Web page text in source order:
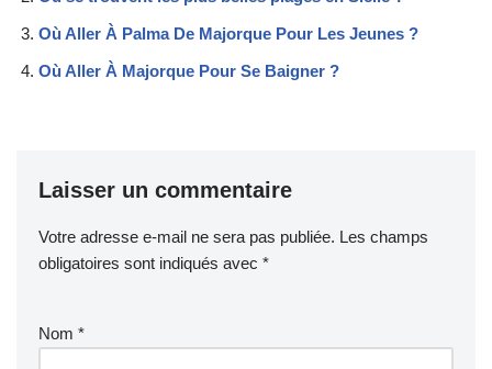
Où Aller À Palma De Majorque Pour Les Jeunes ?
Où Aller À Majorque Pour Se Baigner ?
Laisser un commentaire
Votre adresse e-mail ne sera pas publiée. Les champs
obligatoires sont indiqués avec *
Nom *